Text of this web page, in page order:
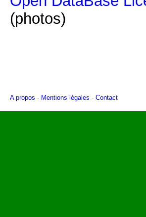
(photos)
A propos - Mentions légales - Contact